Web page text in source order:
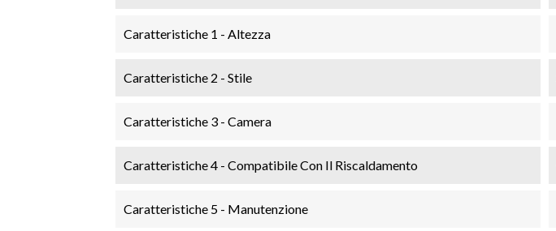
Caratteristiche 1 - Altezza
Caratteristiche 2 - Stile
Caratteristiche 3 - Camera
Caratteristiche 4 - Compatibile Con Il Riscaldamento
Caratteristiche 5 - Manutenzione